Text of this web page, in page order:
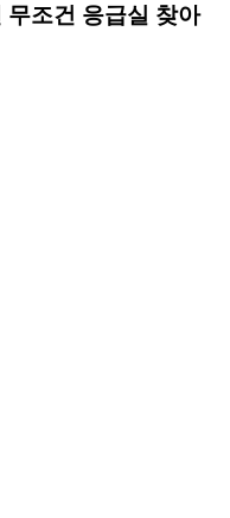
무조건 응급실 찾아